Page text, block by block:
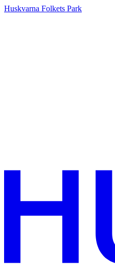
Huskvarna Folkets Park